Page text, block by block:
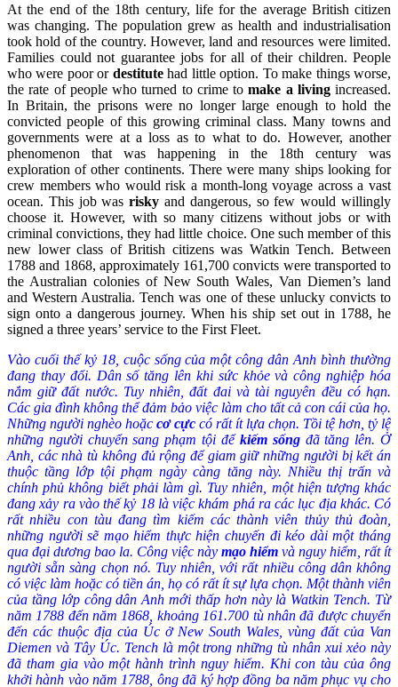
At the end of the 18th century, life for the average British citizen
was changing. The population grew as health and industrialisation
took hold of the country. However, land and resources were limited.
Families could not guarantee jobs for all of their children. People
who were poor or destitutehad little option. To make things worse,
the rate of people who turned to crime tomake a livingincreased.
In Britain, the prisons were no longer large enough to hold the
convicted people of this growing criminal class. Many towns and
governments were at a loss as to what to do. However, another
phenomenon that was happening in the 18th century was
exploration of other continents. There were many ships looking for
crew members who would risk a month-long voyage across a vast
ocean. This job wasriskyand dangerous, so few would willingly
choose it. However, with so many citizens without jobs or with
criminal convictions, they had little choice. One such member of this
new lower class of British citizens was Watkin Tench. Between
1788 and 1868, approximately 161,700 convicts were transported to
the Australian colonies of New South Wales, Van Diemen’s land
and Western Australia. Tench was one of these unlucky convicts to
sign onto a dangerous journey. When his ship set out in 1788, he
signed a three years’ service to the First Fleet.
Vào cuối thế kỷ 18, cuộc sống của một công dân Anh bình thường
đang thay đổi. Dân số tăng lên khi sức khỏe và công nghiệp hóa
nắm giữ đất nước. Tuy nhiên, đất đai và tài nguyên đều có hạn.
Các gia đình không thể đảm bảo việc làm cho tất cả con cái của họ.
Những người nghèo hoặc cơ cực có rất ít lựa chọn. Tồi tệ hơn, tỷ lệ
những người chuyển sang phạm tội để kiếm sốngđã tăng lên. Ở
Anh, các nhà tù không đủ rộng để giam giữ những người bị kết án
thuộc tầng lớp tội phạm ngày càng tăng này. Nhiều thị trấn và
chính phủ không biết phải làm gì. Tuy nhiên, một hiện tượng khác
đang xảy ra vào thế kỷ 18 là việc khám phá ra các lục địa khác. Có
rất nhiều con tàu đang tìm kiếm các thành viên thủy thủ đoàn,
những người sẽ mạo hiểm thực hiện chuyến đi kéo dài một tháng
qua đại dương bao la. Công việc này mạo hiểm và nguy hiểm, rất ít
người sẵn sàng chọn nó. Tuy nhiên, với rất nhiều công dân không
có việc làm hoặc có tiền án, họ có rất ít sự lựa chọn. Một thành viên
của tầng lớp công dân Anh mới thấp hơn này là Watkin Tench. Từ
năm 1788 đến năm 1868, khoảng 161.700 tù nhân đã được chuyển
đến các thuộc địa của Úc ở New South Wales, vùng đất của Van
Diemen và Tây Úc. Tench là một trong những tù nhân xui xẻo này
đã tham gia vào một hành trình nguy hiểm. Khi con tàu của ông
khởi hành vào năm 1788, ông đã ký hợp đồng ba năm phục vụ cho